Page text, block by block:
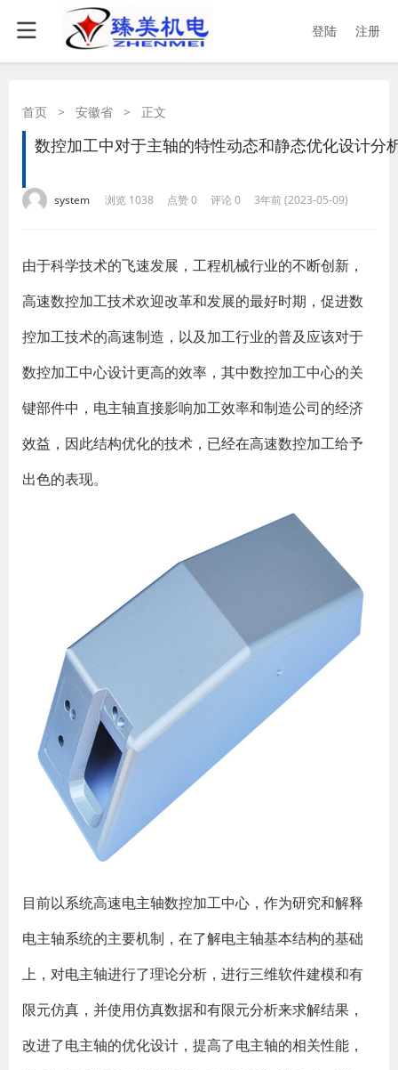
登陆 注册
首页 > 安徽省 > 正文
数控加工中对于主轴的特性动态和静态优化设计分
system 浏览 1038 点赞 0 评论 0 3年前 (2023-05-09)
​由于科学技术的飞速发展，工程机械行业的不断创新，
高速数控加工技术欢迎改革和发展的最好时期，促进数
控加工技术的高速制造，以及加工行业的普及应该对于
数控加工中心设计更高的效率，其中数控加工中心的关
键部件中，电主轴直接影响加工效率和制造公司的经济
效益，因此结构优化的技术，已经在高速数控加工给予
出色的表现。
目前以系统高速电主轴数控加工中心，作为研究和解释
电主轴系统的主要机制，在了解电主轴基本结构的基础
上，对电主轴进行了理论分析，进行三维软件建模和有
限元仿真，并使用仿真数据和有限元分析来求解结果，
改进了电主轴的优化设计，提高了电主轴的相关性能，